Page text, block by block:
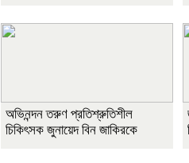
অভিনন্দন তরুণ প্রতিশ্রুতিশীল
চিকিৎসক জুনায়েদ বিন জাকিরকে